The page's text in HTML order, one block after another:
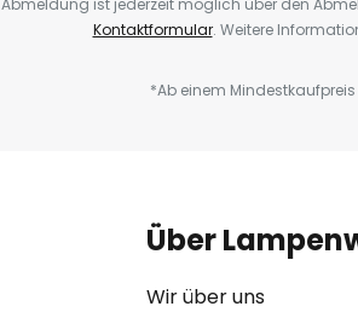
Abmeldung ist jederzeit möglich über den
Kontaktformular. Weitere
*Ab einem
Über
Wir über uns